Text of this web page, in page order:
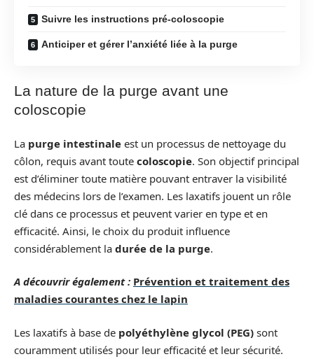
Suivre les instructions pré-coloscopie
Anticiper et gérer l’anxiété liée à la purge
La nature de la purge avant une
coloscopie
La purge intestinale est un processus de nettoyage du
côlon, requis avant toute coloscopie. Son objectif principal
est d’éliminer toute matière pouvant entraver la visibilité
des médecins lors de l’examen. Les laxatifs jouent un rôle
clé dans ce processus et peuvent varier en type et en
efficacité. Ainsi, le choix du produit influence
considérablement la durée de la purge.
A découvrir également : Prévention et traitement des
maladies courantes chez le lapin
Les laxatifs à base de polyéthylène glycol (PEG) sont
couramment utilisés pour leur efficacité et leur sécurité.